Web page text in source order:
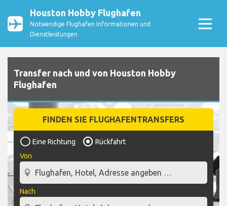
Houston Hobby Flughafen
Notwendige Flughafen Informationen und
Dienstleistungen
Transfer nach und von Houston Hobby
Flughafen
FINDEN SIE FLUGHAFENTRANSFERS
Eine Richtung
Rückfahrt
Von
Nach